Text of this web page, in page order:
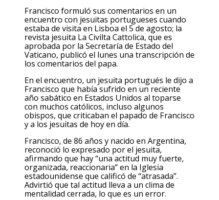
Francisco formuló sus comentarios en un
encuentro con jesuitas portugueses cuando
estaba de visita en Lisboa el 5 de agosto; la
revista jesuita La Civilta Cattolica, que es
aprobada por la Secretaría de Estado del
Vaticano, publicó el lunes una transcripción de
los comentarios del papa.
En el encuentro, un jesuita portugués le dijo a
Francisco que había sufrido en un reciente
año sabático en Estados Unidos al toparse
con muchos católicos, incluso algunos
obispos, que criticaban el papado de Francisco
y a los jesuitas de hoy en día.
Francisco, de 86 años y nacido en Argentina,
reconoció lo expresado por el jesuita,
afirmando que hay “una actitud muy fuerte,
organizada, reaccionaria” en la Iglesia
estadounidense que calificó de “atrasada”.
Advirtió que tal actitud lleva a un clima de
mentalidad cerrada, lo que es un error.